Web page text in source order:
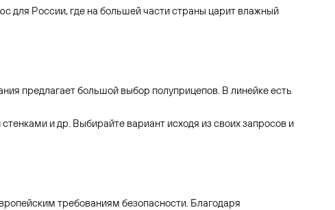
для России, где на большей части страны царит влажный
предлагает большой выбор полуприцепов. В линейке есть
и др. Выбирайте вариант исходя из своих запросов и
требованиям безопасности. Благодаря